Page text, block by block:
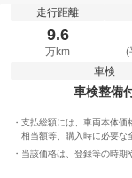
走行距離
9.6
万km (
車検
車検整備
支払総額には、車両本体価
相当額等、購入時に必要な
当該価格は、登録等の時期